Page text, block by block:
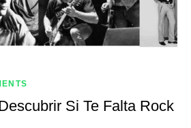
Si Te Falta Rock